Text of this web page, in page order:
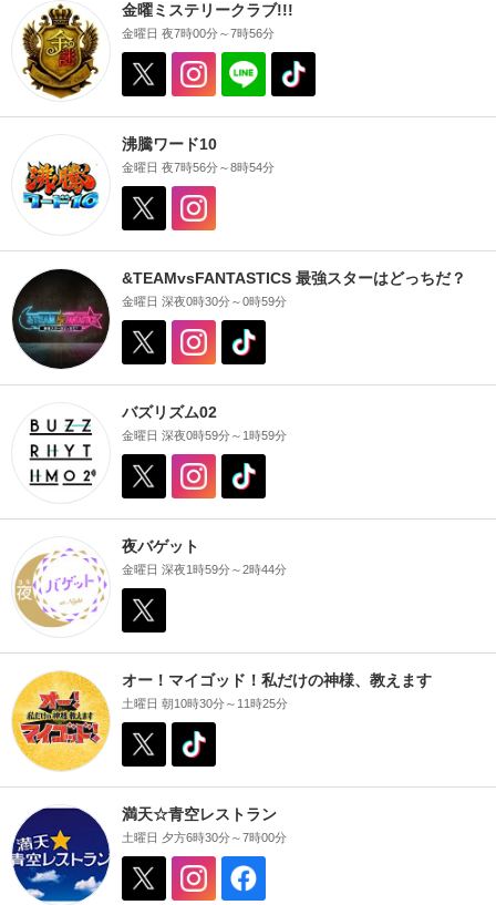
金曜ミステリークラブ!!!
金曜日 夜7時00分～7時56分
沸騰ワード10
金曜日 夜7時56分～8時54分
&TEAMvsFANTASTICS 最強スターはどっちだ？
金曜日 深夜0時30分～0時59分
バズリズム02
金曜日 深夜0時59分～1時59分
夜バゲット
金曜日 深夜1時59分～2時44分
オー！マイゴッド！私だけの神様、教えます
土曜日 朝10時30分～11時25分
満天☆青空レストラン
土曜日 夕方6時30分～7時00分